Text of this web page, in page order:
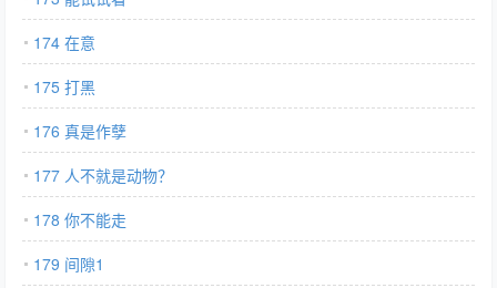
174 在意
175 打黑
176 真是作孽
177 人不就是动物？
178 你不能走
179 间隙1